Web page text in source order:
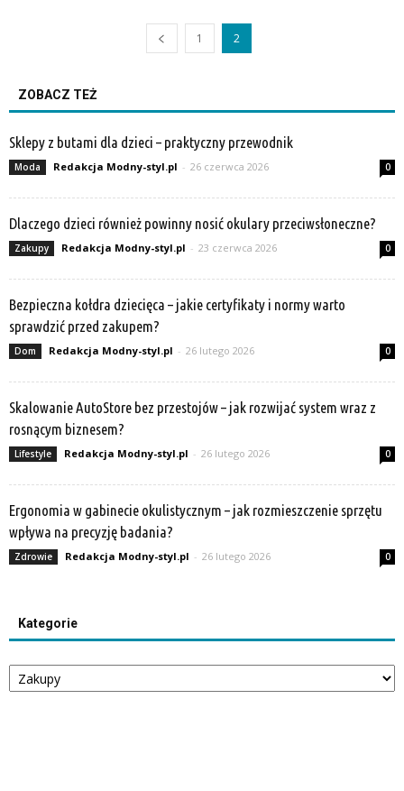
1 2
ZOBACZ TEŻ
Sklepy z butami dla dzieci – praktyczny przewodnik
Moda Redakcja Modny-styl.pl - 26 czerwca 2026 0
Dlaczego dzieci również powinny nosić okulary przeciwsłoneczne?
Zakupy Redakcja Modny-styl.pl - 23 czerwca 2026 0
Bezpieczna kołdra dziecięca – jakie certyfikaty i normy warto
sprawdzić przed zakupem?
Dom Redakcja Modny-styl.pl - 26 lutego 2026 0
Skalowanie AutoStore bez przestojów – jak rozwijać system wraz z
rosnącym biznesem?
Lifestyle Redakcja Modny-styl.pl - 26 lutego 2026 0
Ergonomia w gabinecie okulistycznym – jak rozmieszczenie sprzętu
wpływa na precyzję badania?
Zdrowie Redakcja Modny-styl.pl - 26 lutego 2026 0
Kategorie
Kategorie